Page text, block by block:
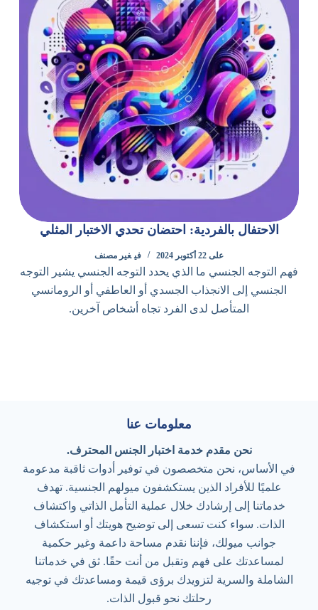
الاحتفال بالفردية: احتضان تحدي الاختبار المثلي
على 22 أكتوبر 2024 في غير مصنف
فهم التوجه الجنسي ما الذي يحدد التوجه الجنسي يشير التوجه
الجنسي إلى الانجذاب الجسدي أو العاطفي أو الرومانسي
المتأصل لدى الفرد تجاه أشخاص آخرين.
معلومات عنا
نحن مقدم خدمة اختبار الجنس المحترف.
في الأساس، نحن متخصصون في توفير أدوات ثاقبة مدعومة
علميًا للأفراد الذين يستكشفون ميولهم الجنسية. تهدف
خدماتنا إلى إرشادك خلال عملية التأمل الذاتي واكتشاف
الذات. سواء كنت تسعى إلى توضيح هويتك أو استكشاف
جوانب ميولك، فإننا نقدم مساحة داعمة وغير حكمية
لمساعدتك على فهم وتقبل من أنت حقًا. ثق في خدماتنا
الشاملة والسرية لتزويدك برؤى قيمة ومساعدتك في توجيه
رحلتك نحو قبول الذات.